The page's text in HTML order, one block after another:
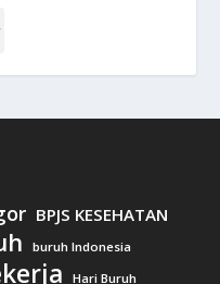
BPJS KESEHATAN
buruh Indonesia
Hari Buruh